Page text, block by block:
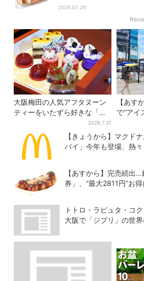
2026.07.28
大阪梅田の人気アフタヌーン
ティーをいたずら好きな「リ
トルミイ」がジャック！「ム
ーミン」たちとバカンスへ
2026.7.31
【あす
で“アイ
間限定
もらえ
【きょうから】マクド
パイ」今年も登場、熱
【あすから】完売続出
券」、“最大2811円”お
トトロ・ラピュタ・コ
大阪で「ジブリ」の世